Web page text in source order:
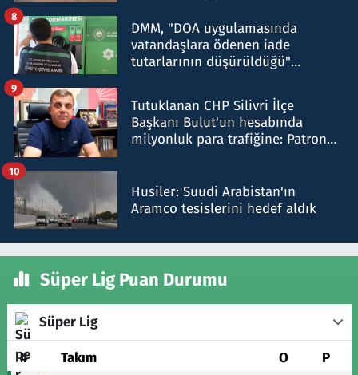
DMM, "DOA uygulamasında
vatandaşlara ödenen iade
tutarlarının düşürüldüğü"
8
Tutuklanan CHP Silivri İlçe
Başkanı Bulut'un hesabında
milyonluk para trafiğine: Patron
9
Husiler: Suudi Arabistan'ın
Aramco tesislerini hedef aldık
10
Süper Lig Puan Durumu
Süper Lig
# Takım O P